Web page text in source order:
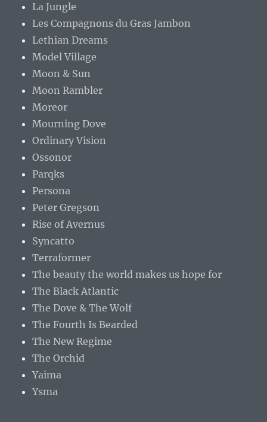
La Jungle
Les Compagnons du Gras Jambon
Lethian Dreams
Model Village
Moon & Sun
Moon Rambler
Moreor
Mourning Dove
Ordinary Vision
Ossonor
Parqks
Persona
Peter Gregson
Rise of Avernus
Syncatto
Terraformer
The beauty the world makes us hope for
The Black Atlantic
The Dove & The Wolf
The Fourth Is Bearded
The New Regime
The Orchid
Yaima
Ysma